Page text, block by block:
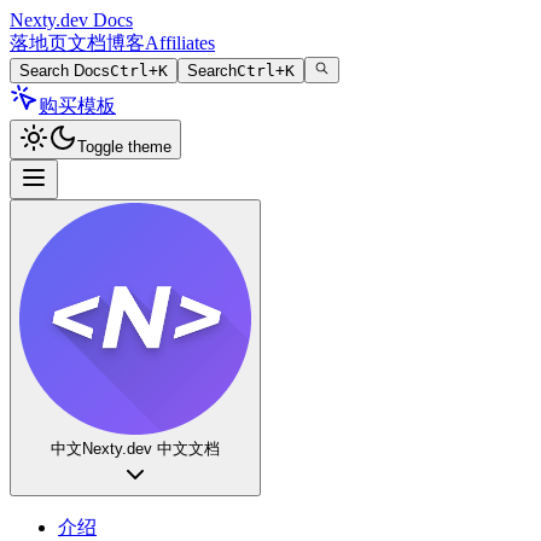
Nexty.dev Docs
落地页文档博客Affiliates
Search DocsCtrl+K SearchCtrl+K
购买模板
Toggle theme
中文 Nexty.dev 中文文档
介绍